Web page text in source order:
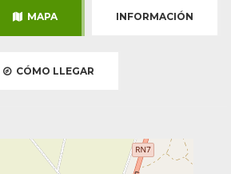
MAPA INFORMACIÓN
CÓMO LLEGAR